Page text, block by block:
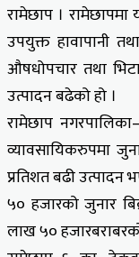
रामेछाप ।
उपयुक्त हावापानी
औषधोपचार तथा
उत्पादन बढेको हो ।
रामेछाप
व्यावसायिकरुपमा
प्रतिशत बढी
५० हजारको जुनार
लाख ५०